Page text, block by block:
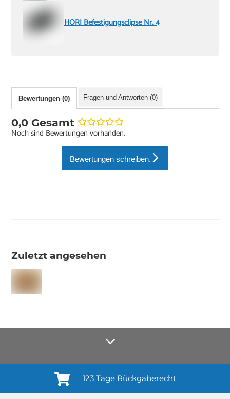
HORI Befestigungsclipse Nr. 4
Bewertungen (0) Fragen und Antworten (0)
0,0 Gesamt
Noch sind Bewertungen vorhanden.
Bewertungen schreiben.
Zuletzt angesehen
Anmelden¹
123 Tage Rückgaberecht